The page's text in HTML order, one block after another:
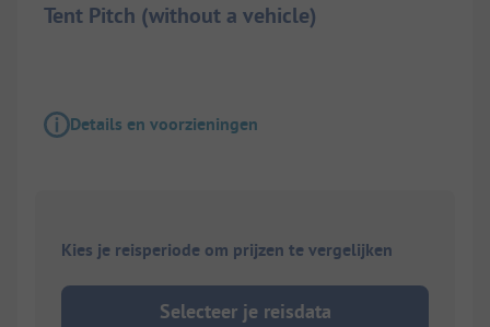
Tent Pitch (without a vehicle)
Details en voorzieningen
Kies je reisperiode om prijzen te vergelijken
Selecteer je reisdata